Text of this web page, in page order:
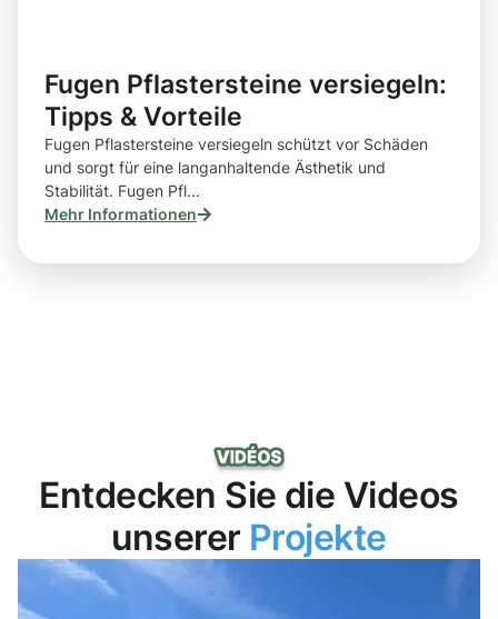
Fugen Pflastersteine versiegeln:
Tipps & Vorteile
Fugen Pflastersteine versiegeln schützt vor Schäden
und sorgt für eine langanhaltende Ästhetik und
Stabilität. Fugen Pfl...
Mehr Informationen
Entdecken Sie die Videos
unserer Projekte